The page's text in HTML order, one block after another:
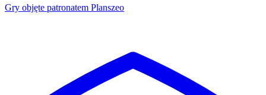
Gry objęte patronatem Planszeo